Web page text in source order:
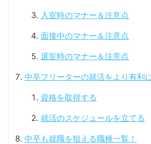
入室時のマナー＆注意点
面接中のマナー＆注意点
退室時のマナー＆注意点
中卒フリーターの就活をより有利
資格を取得する
就活のスケジュールを立てる
中卒も就職を狙える職種一覧！